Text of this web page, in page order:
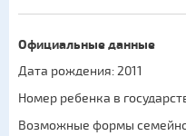
Официальные данные
Дата рождения: 2011
Номер ребенка в
Возможные формы